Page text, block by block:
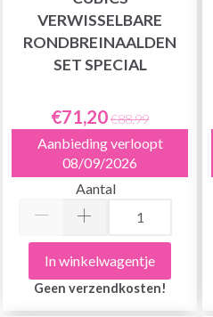
VERWISSELBARE
RONDBREINAALDEN
SET SPECIAL
€71,20€88,99
Aanbieding verloopt
08/09/2026
Aantal
In winkelwagentje
Geen verzendkosten!